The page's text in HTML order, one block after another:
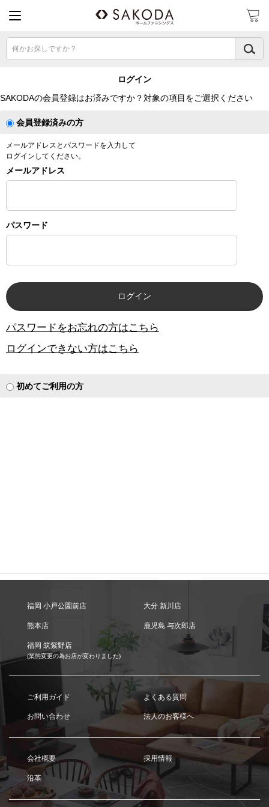
何かお探しですか？
ログイン
SAKODAの会員登録はお済みですか？対象の項目をご選択ください
会員登録済みの方
メールアドレスとパスワードを入力して
ログインしてください。
メールアドレス
パスワード
パスワードをお忘れの方はこちら
ログインできない方はこちら
初めてご利用の方
福岡 小戸公園前店 大分 新川店
熊本店 鹿児島 与次郎店
福岡 筑紫野店
(業態変更の為お店が変わりました)
ご利用ガイド よくある質問
お問い合わせ 法人のお客様へ
会社概要 採用情報
沿革